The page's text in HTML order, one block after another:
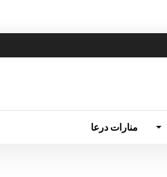
منارات درعا